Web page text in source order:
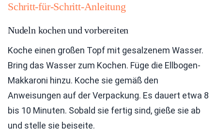
Schritt-für-Schritt-Anleitung
Nudeln kochen und vorbereiten
Koche einen großen Topf mit gesalzenem Wasser.
Bring das Wasser zum Kochen. Füge die Ellbogen-
Makkaroni hinzu. Koche sie gemäß den
Anweisungen auf der Verpackung. Es dauert etwa 8
bis 10 Minuten. Sobald sie fertig sind, gieße sie ab
und stelle sie beiseite.